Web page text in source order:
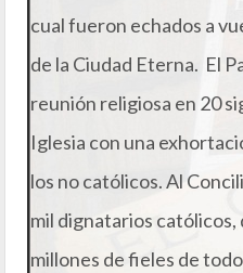
cual fueron echados a
de la Ciudad Eterna. El
reunión religiosa en 20
Iglesia con una
los no católicos. Al
mil dignatarios
millones de fieles de